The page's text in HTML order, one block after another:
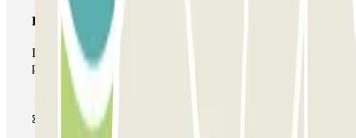
Pase multiparking
Durante tu estancia podrás hacer uso de toda la red de
parkings de este operador disponibles en Parclick.